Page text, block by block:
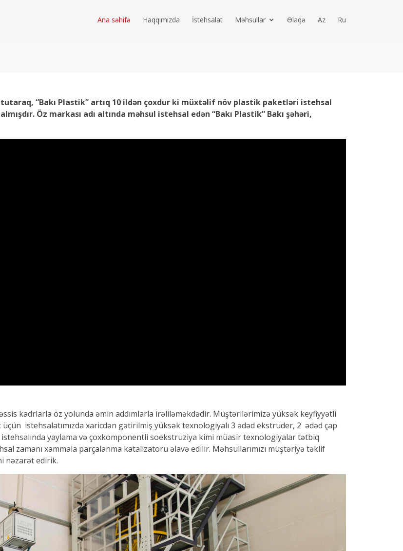
Ana səhifə Haqqımızda İstehsalat Məhsullar Əlaqə Az Ru
“Bakı Plastik” artıq 10 ildən çoxdur ki müxtəlif növ plastik paketləri istehsal
Öz markası adı altında məhsul istehsal edən “Bakı Plastik” Bakı şəhəri,
kadrlarla öz yolunda əmin addımlarla irəliləməkdədir. Müştərilərimizə yüksək keyfiyyətli
istehsalatımızda xaricdən gətirilmiş yüksək texnologiyalı 3 ədəd ekstruder, 2 ədəd çap
istehsalında yaylama və çoxkomponentli soekstruziya kimi müasir texnologiyalar tətbiq
zamanı xammala parçalanma katalizatoru əlavə edilir. Məhsullarımızı müştəriyə təklif
nəzarət edirik.